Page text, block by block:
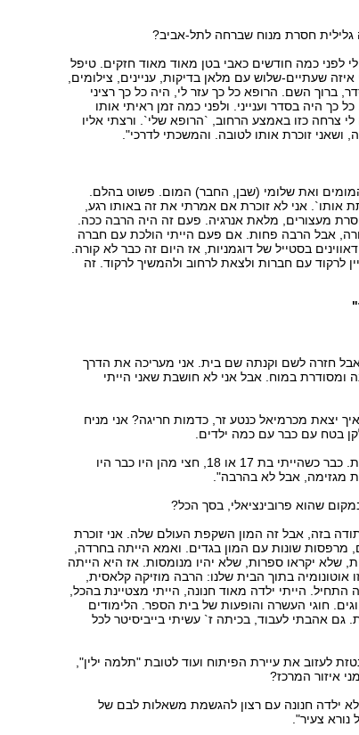
גלילית חסרת מנוח שברחה לתל-אביב?
לפני כמה חודשים כאבי בטן מאוד מאוד חזקים. טיפל
שעתיים-שלוש עם מלאן בדיקות, עניינים, צילומים,
ברוך השם. הרופא כל כך עזר לי, היה כל כך רציני
כך היה בסדר וענייני. ולפני כמה זמן ראיתי אותו
צרחה כזו באמצע הרחוב, `הרופא שלי`. ורצתי אליו
ושאני זוכרת אותו לטובה. והמשכתי לדרכי".
ואת שלומי (שבן, החבר) המום. פשוט בהלם.
אני לא זוכרת אם אמרתי את זה באותו רגע,
מעצורים, מלאת אנרגיה. פעם זה היה הרבה ככה.
אבל הרבה פחות. אם פעם הייתי הולכת עם חברה
בסטייל של דוגמניות, אז היום זה כבר לא קורה.
לרקוד עם חברות ולצאת לרחוב ולהמשיך לרקוד. זה
חזרה לשם וקנתה שם בית. אני מעריכה את הדרך
ומסודרת במוח. אבל אני לא חושבת שאני הייתי
יצאת מכרמיאל כנטע זר, כדמות חריגה? אני מניח
בטח עם כבר עם כמה ילדים.
"כן. אני די האחרונה שנשארה רווקה וסוררת. כבר כשהייתי בת 17 או 18, חצי מהן היו כבר היו
מגזימה, אבל לא בהרבה".
שהוא פרובינציאלי, בסך הכל?
בזה, אבל זה המון השקפת העולם שלה. אני זוכרת
מרפסות שונות עם המון בגדים. ואמא הייתה בחרדה,
שלא יקראו ספרות, שלא יהיו מנומסות. אז היא הייתה
אוטונומיה בתוך הבית שלנו: הרבה מוזיקה קלאסית,
הייתי ילדה מאוד חנונה, הייתי מצטיינת בהכל,
חוגי העשרה והופעות של בית הספר. הלימודים
גם אהבתי לעבוד, בכיתה ז` עשיתי בייביסיטר לכל
לעזוב את עיירת הפיתוח ועוד לטובת "תלמה ילין",
איזור המרכז?
לא ילדה חנונה עם רצון להגשמת משאלות לבם של
צעיר".